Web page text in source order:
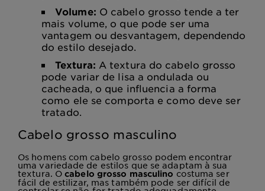
Volume: O cabelo grosso tende a ter
mais volume, o que pode ser uma
vantagem ou desvantagem, dependendo
do estilo desejado.
Textura: A textura do cabelo grosso
pode variar de lisa a ondulada ou
cacheada, o que influencia a forma
como ele se comporta e como deve ser
tratado.
Cabelo grosso masculino
Os homens com cabelo grosso podem encontrar
uma variedade de estilos que se adaptam à sua
textura. Ocabelo grosso masculino costuma ser
fácil de estilizar, mas também pode ser difícil de